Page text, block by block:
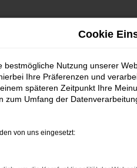
Cookie
bestmögliche Nutzung unserer
Ihre Präferenzen und
späteren Zeitpunkt Ihre
zum Umfang der
von uns eingesetzt: